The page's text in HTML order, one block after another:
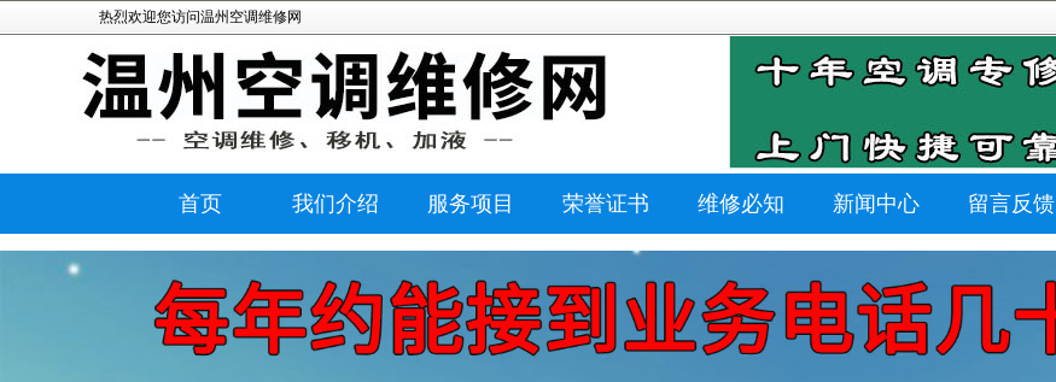
热烈欢迎您访问温州空调维修网
首页 我们介绍 服务项目 荣誉证书 维修必知 新闻中心 留言反馈